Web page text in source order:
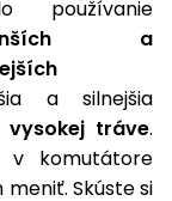
používanie
a
a silnejšia
tráve.
v komutátore
Skúste si